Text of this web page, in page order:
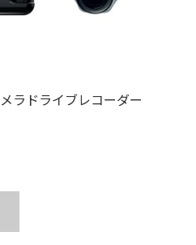
ラドライブレコーダー